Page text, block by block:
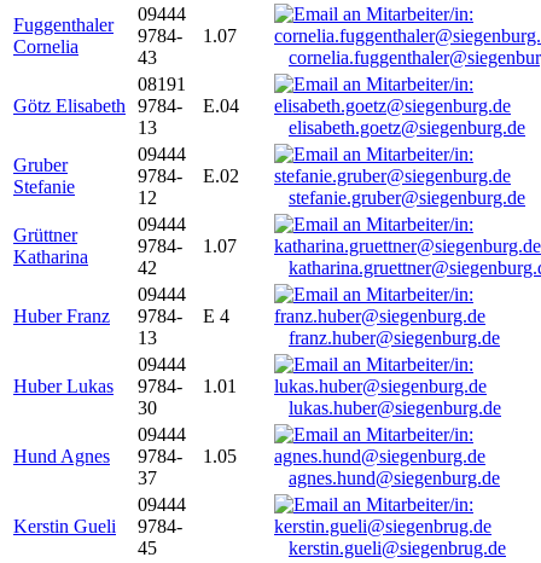
Fuggenthaler
Cornelia
09444
9784-
43
1.07
Götz Elisabeth
08191
9784-
13
E.04
elisabeth.goetz@siegenburg.de
Gruber
Stefanie
09444
9784-
12
E.02
stefanie.gruber@siegenburg.de
Grüttner
Katharina
09444
9784-
42
1.07
Huber Franz
09444
9784-
13
E 4
franz.huber@siegenburg.de
Huber Lukas
09444
9784-
30
1.01
lukas.huber@siegenburg.de
Hund Agnes
09444
9784-
37
1.05
agnes.hund@siegenburg.de
Kerstin Gueli
09444
9784-
45
kerstin.gueli@siegenbrug.de